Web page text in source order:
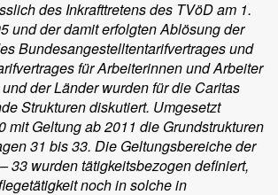
des Inkrafttretens des TVöD am 1.
und der damit erfolgten Ablösung der
Bundesangestelltentarifvertrages und
für Arbeiterinnen und Arbeiter
der Länder wurden für die Caritas
Strukturen diskutiert. Umgesetzt
mit Geltung ab 2011 die Grundstrukturen
31 bis 33. Die Geltungsbereiche der
33 wurden tätigkeitsbezogen definiert,
noch in solche in